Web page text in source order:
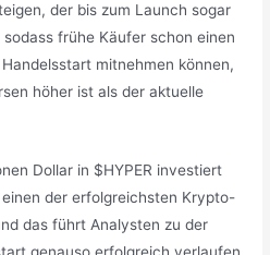
der bis zum Launch sogar
frühe Käufer schon einen
mitnehmen können,
höher ist als der aktuelle
Dollar in $HYPER investiert
der erfolgreichsten Krypto-
das führt Analysten zu der